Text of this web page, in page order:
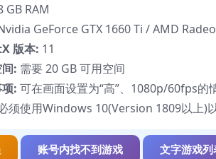
GB RAM
GeForce GTX 1660 Ti / AMD
版本: 11
: 需要 20 GB 可用空间
: 可在画面设置为“高”、1080p/60fps
须使用Windows 10(Version 1809以上)
账号内找不到游戏 文字游戏列